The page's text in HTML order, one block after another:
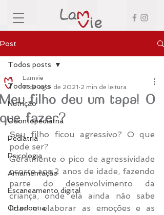
Post
Todos posts
Nutrição
Odontopediatria
Pediatria
Psicologia
Amamentação
Escaneamento digital
Ortodontia
Todos posts
Meu filho deu um tapa! O
que fazer?
Lamvie
11 de ago. de 2021 2 min de leitura
Seu filho ficou agressivo? O que
pode ser?
Geralmente o pico de agressividade
ocorre aos 2 anos de idade, fazendo
parte do desenvolvimento da
criança, onde ela ainda não sabe
lidar e elaborar as emoções e as